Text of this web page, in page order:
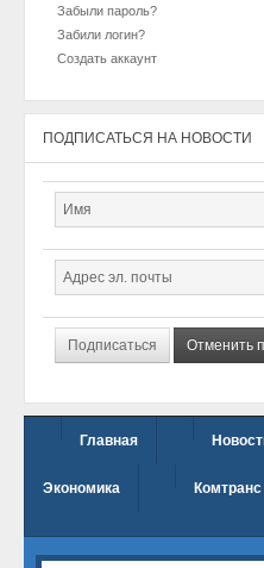
Забыли пароль?
Забили логин?
Создать аккаунт
ПОДПИСАТЬСЯ НА НОВОСТИ
Главная
Экономика Комтранс